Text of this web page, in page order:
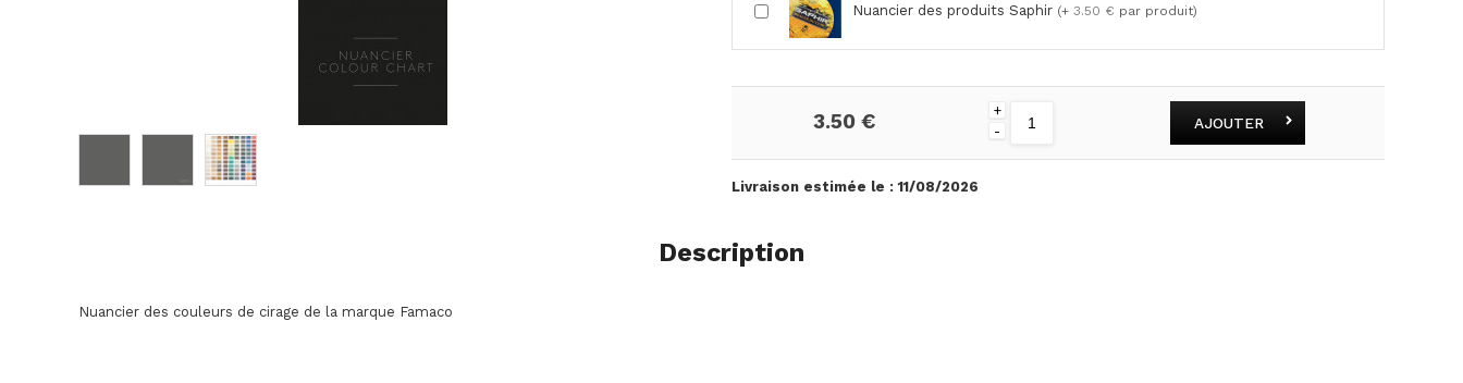
Nuancier des produits Saphir (+ 3.50 € par produit)
3.50 €
+
-
AJOUTER
Livraison estimée le :11/08/2026
Description
Nuancier des couleurs de cirage de la marque Famaco